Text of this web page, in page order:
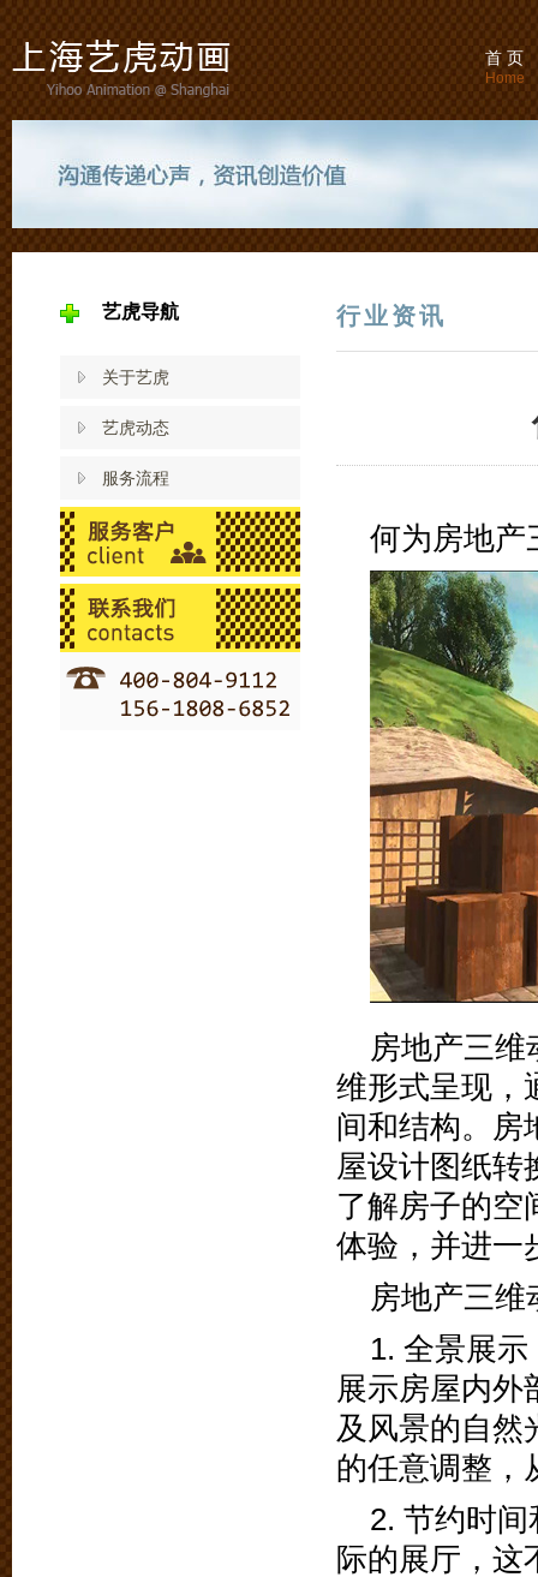
首 页
Home
艺虎导航
关于艺虎
艺虎动态
服务流程
行业资讯
何为房地产
房地产三
维形式呈现，
间和结构。房
屋设计图纸转
了解房子的空
体验，并进一
房地产三维
1. 全景展
展示房屋内外
及风景的自然
的任意调整，
2. 节约时
际的展厅，这